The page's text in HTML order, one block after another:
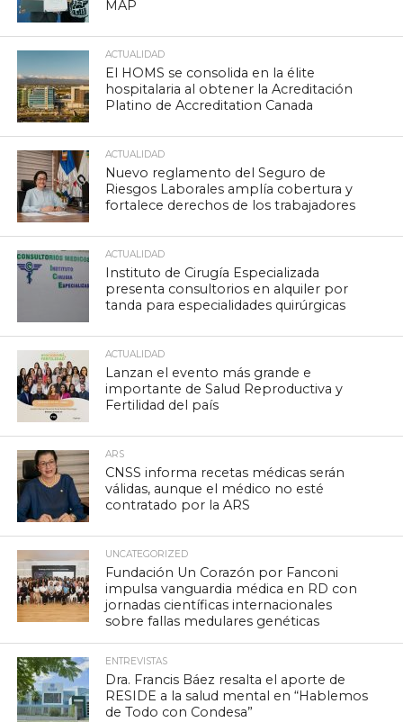
MAP
ACTUALIDAD
El HOMS se consolida en la élite
hospitalaria al obtener la Acreditación
Platino de Accreditation Canada
ACTUALIDAD
Nuevo reglamento del Seguro de
Riesgos Laborales amplía cobertura y
fortalece derechos de los trabajadores
ACTUALIDAD
Instituto de Cirugía Especializada
presenta consultorios en alquiler por
tanda para especialidades quirúrgicas
ACTUALIDAD
Lanzan el evento más grande e
importante de Salud Reproductiva y
Fertilidad del país
ARS
CNSS informa recetas médicas serán
válidas, aunque el médico no esté
contratado por la ARS
UNCATEGORIZED
Fundación Un Corazón por Fanconi
impulsa vanguardia médica en RD con
jornadas científicas internacionales
sobre fallas medulares genéticas
ENTREVISTAS
Dra. Francis Báez resalta el aporte de
RESIDE a la salud mental en “Hablemos
de Todo con Condesa”